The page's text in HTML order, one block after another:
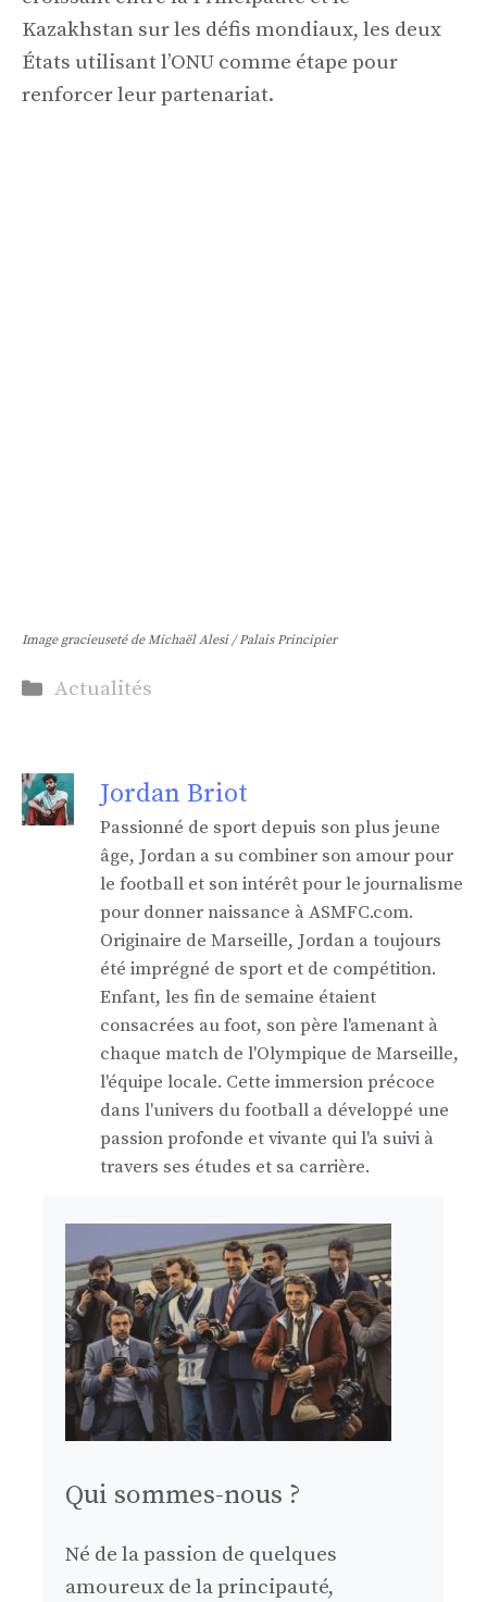
Kazakhstan sur les défis mondiaux, les deux
États utilisant l’ONU comme étape pour
renforcer leur partenariat.
Image gracieuseté de Michaël Alesi / Palais Principier
Catégories
Actualités
Jordan Briot
Passionné de sport depuis son plus jeune
âge, Jordan a su combiner son amour pour
le football et son intérêt pour le journalisme
pour donner naissance à ASMFC.com.
Originaire de Marseille, Jordan a toujours
été imprégné de sport et de compétition.
Enfant, les fin de semaine étaient
consacrées au foot, son père l'amenant à
chaque match de l'Olympique de Marseille,
l'équipe locale. Cette immersion précoce
dans l'univers du football a développé une
passion profonde et vivante qui l'a suivi à
travers ses études et sa carrière.
Qui sommes-nous ?
Né de la passion de quelques
amoureux de la principauté,